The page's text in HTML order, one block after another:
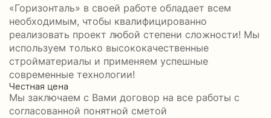
«Горизонталь» в своей работе обладает всем
необходимым, чтобы квалифицированно
реализовать проект любой степени сложности! Мы
используем только высококачественные
стройматериалы и применяем успешные
современные технологии!
Честная цена
Мы заключаем с Вами договор на все работы с
согласованной понятной сметой